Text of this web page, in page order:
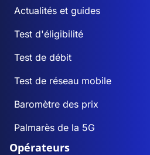
Actualités et guides
Test d'éligibilité
Test de débit
Test de réseau mobile
Baromètre des prix
Palmarès de la 5G
Opérateurs